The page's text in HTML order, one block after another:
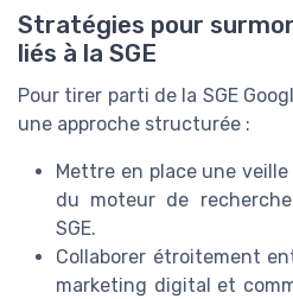
Stratégies pour
liés à la SGE
Pour tirer parti de la SGE
une approche structurée :
Mettre en place une
du moteur de
SGE.
Collaborer étroitement
marketing digital et